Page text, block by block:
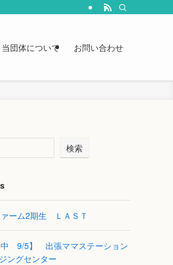
当団体について お問い合わせ
検索
ーム2期生 ＬＡＳＴ
中 9/5】 出張ママステーション
ングセンター